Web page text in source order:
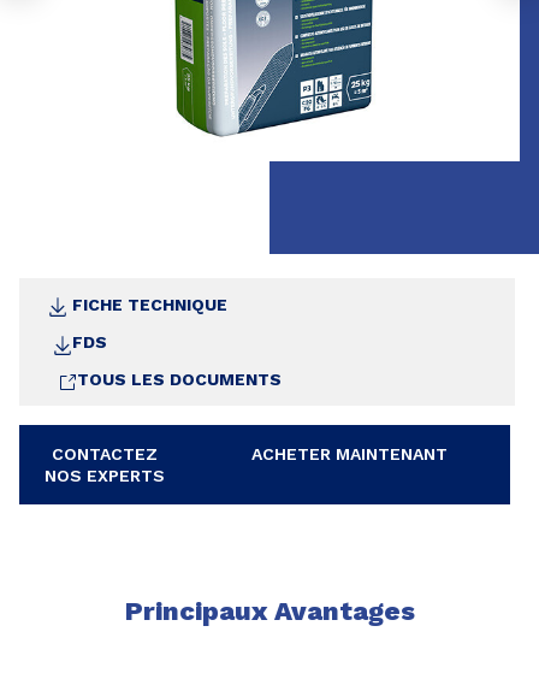
FICHE TECHNIQUE
FDS
TOUS LES DOCUMENTS
CONTACTEZ
NOS EXPERTS
ACHETER MAINTENANT
Principaux Avantages